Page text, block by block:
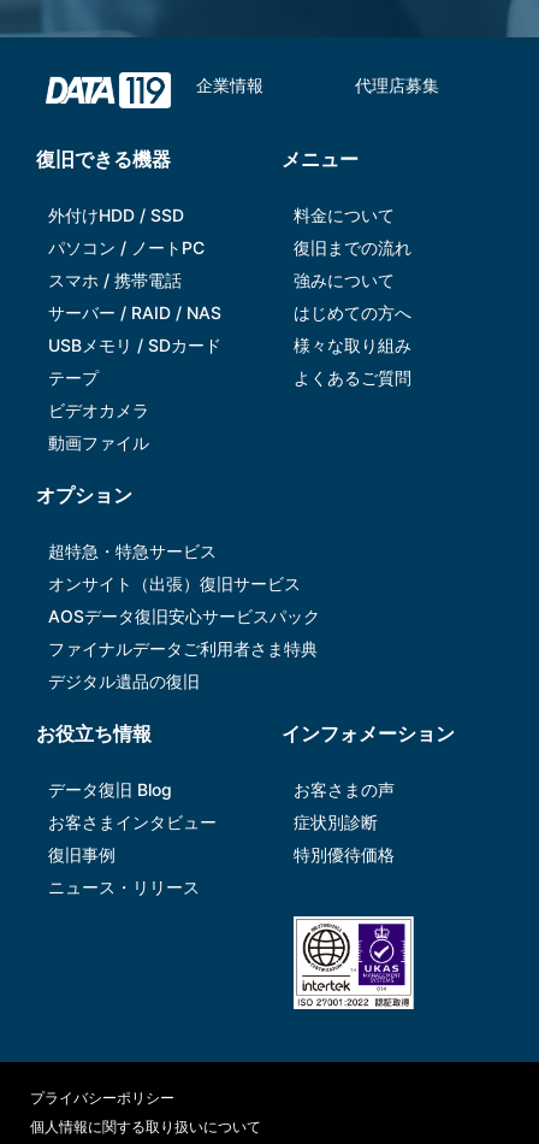
企業情報 代理店募集
復旧できる機器
外付けHDD / SSD
パソコン / ノートPC
スマホ / 携帯電話
サーバー / RAID / NAS
USBメモリ / SDカード
テープ
ビデオカメラ
動画ファイル
メニュー
料金について
復旧までの流れ
強みについて
はじめての方へ
様々な取り組み
よくあるご質問
オプション
超特急・特急サービス
オンサイト（出張）復旧サービス
AOSデータ復旧安⼼サービスパック
ファイナルデータご利⽤者さま特典
デジタル遺品の復旧
お役立ち情報
データ復旧 Blog
お客さまインタビュー
復旧事例
ニュース・リリース
インフォメーション
お客さまの声
症状別診断
特別優待価格
プライバシーポリシー
個人情報に関する取り扱いについて